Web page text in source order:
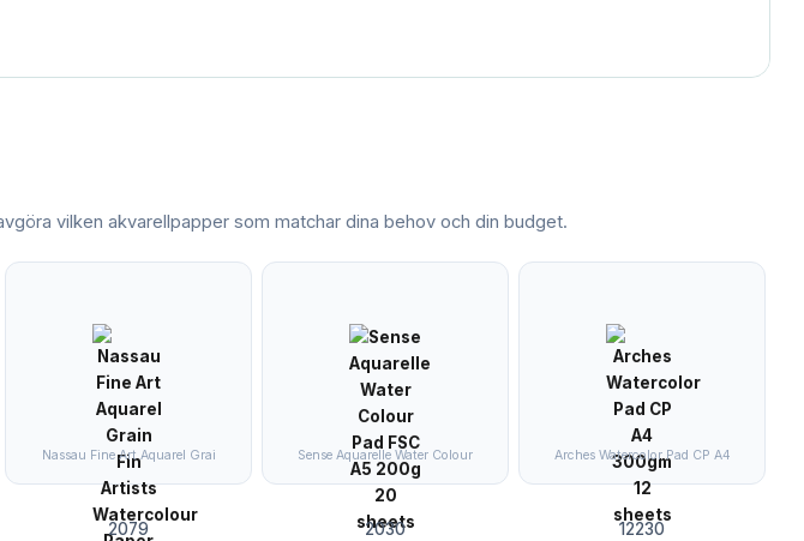
vilken akvarellpapper som matchar dina behov och din budget.
Nassau Fine Art Aquarel Grai Sense Aquarelle Water Colour Arches Watercolor Pad CP A4
2079 2030 12230